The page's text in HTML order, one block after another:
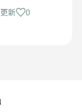
新 0